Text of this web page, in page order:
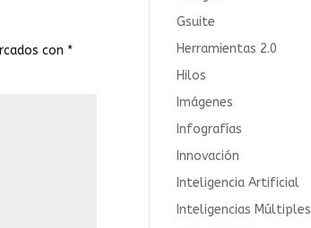
con *
Gsuite
Herramientas 2.0
Hilos
Imágenes
Infografías
Innovación
Inteligencia Artificial
Inteligencias Múltiples